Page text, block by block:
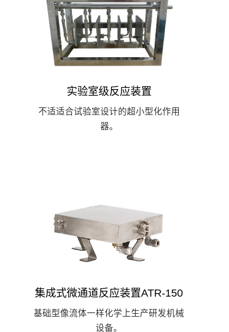
实验室级反应装置
不适适合试验室设计的超小型化作用
器。
集成式微通道反应装置ATR-150
基础型像流体一样化学上生产研发机械
设备。